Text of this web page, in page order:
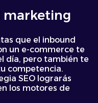
marketing
que el inbound
un e-commerce te
día, pero también te
competencia.
SEO lograrás
los motores de